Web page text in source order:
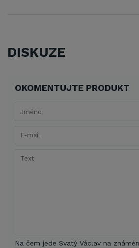
DISKUZE
OKOMENTUJTE PRODUKT
Na čem jede Svatý Václav na